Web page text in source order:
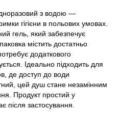
з водою —
гігієни в польових умовах.
гель, який забезпечує
містить достатньо
додаткового
Ідеально підходить для
де доступ до води
цей душ стане незамінним
Продукт простий у
після застосування.